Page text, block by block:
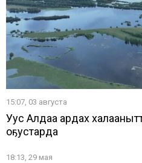
15:07, 03 августа
Уус Алдаҥҥа ардах
оҕустарда
18:13, 29 мая